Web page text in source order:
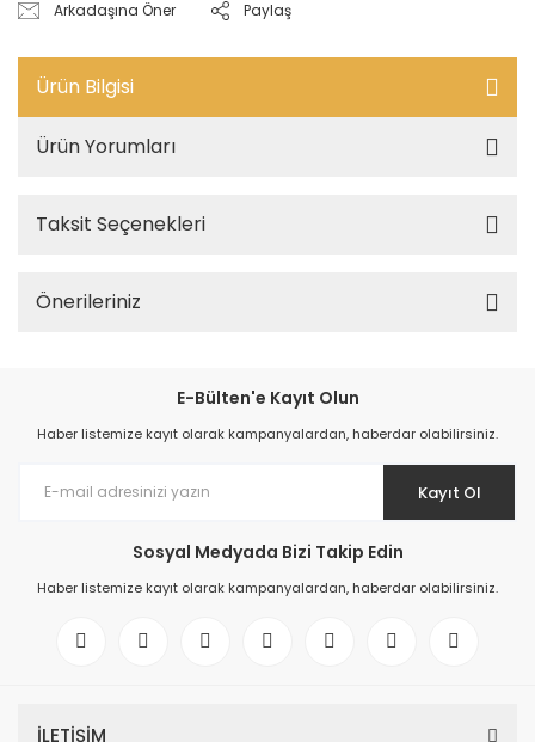
Arkadaşına Öner Paylaş
Ürün Bilgisi
Ürün Yorumları
Taksit Seçenekleri
Önerileriniz
E-Bülten'e Kayıt Olun
Haber listemize kayıt olarak kampanyalardan, haberdar olabilirsiniz.
Kayıt Ol
Sosyal Medyada Bizi Takip Edin
Haber listemize kayıt olarak kampanyalardan, haberdar olabilirsiniz.
İLETİŞİM